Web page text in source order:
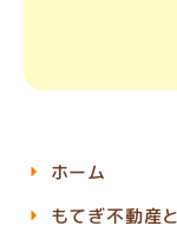
ホーム
もてぎ不動産